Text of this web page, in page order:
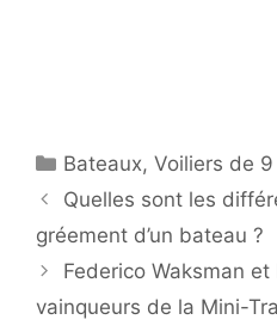
Catégories
Bateaux,Voiliers de
Quelles sont les
gréement d’un bateau ?
Federico Waksman
vainqueurs de la Mini-